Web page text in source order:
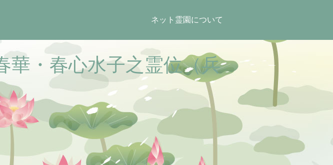
ネット霊園について
華・春心水子之霊位（兵